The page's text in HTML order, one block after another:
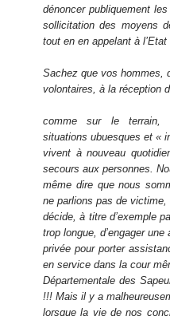
dénoncer publiquement
sollicitation des moyens
tout en en appelant à
Sachez que vos hommes,
volontaires, à la réception
comme sur le terrain,
situations ubuesques et «
vivent à nouveau
secours aux personnes.
même dire que nous
ne parlions pas de
décide, à titre d’exemple
trop longue, d’engager une
privée pour porter
en service dans la cour
Départementale des
!!! Mais il y a
lorsque la vie de nos